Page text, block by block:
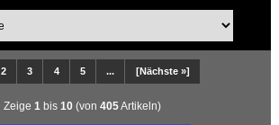
2 3 4 5 ... [Nächste »]
Zeige 1 bis 10(von 405Artikeln)